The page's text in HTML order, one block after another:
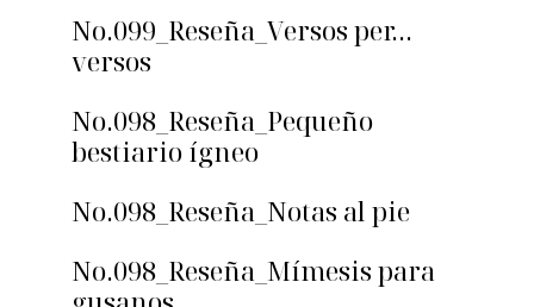
No.099_Reseña_Versos per…
versos
No.098_Reseña_Pequeño
bestiario ígneo
No.098_Reseña_Notas al pie
No.098_Reseña_Mímesis para